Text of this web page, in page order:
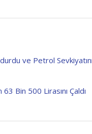
ve Petrol
63 Bin 500 Lirasını Çaldı